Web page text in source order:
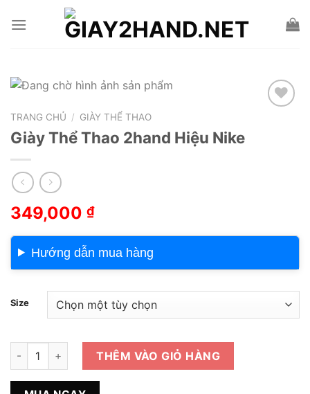
Add to wishlist
TRANG CHỦ / GIÀY THỂ THAO
Giày Thể Thao 2hand Hiệu Nike
349,000 ₫
Hướng dẫn mua hàng
Size
Giày Thể Thao 2hand Hiệu Nike số lượng
THÊM VÀO GIỎ HÀNG